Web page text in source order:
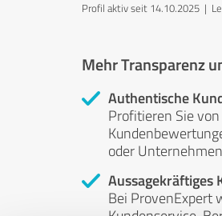
Profil aktiv seit 14.10.2025 |
Mehr Transparenz
Authentische
Profitieren Sie
oder
Aussagekräftiges
Bei ProvenExpert